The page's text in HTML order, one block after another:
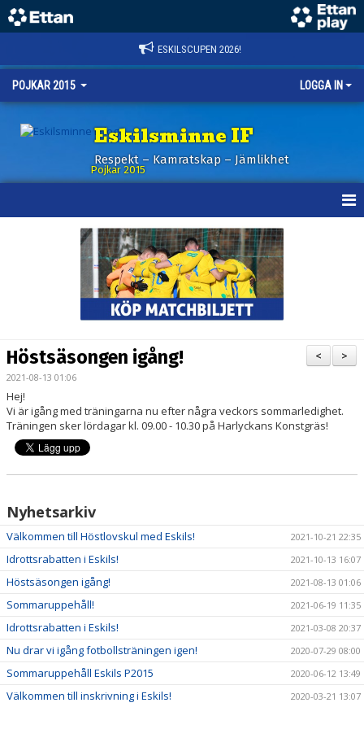
ESKILSCUPEN 2026!
POJKAR 2015 LOGGA IN
Eskilsminne IF
Respekt – Kamratskap – Jämlikhet
Pojkar 2015
TRUPPEN
BILDGALLERI
DOKUMENT
KONTAKT
>
<
Höstsäsongen igång!
2021-08-13 01:06
Hej!
Vi är igång med träningarna nu efter några veckors sommarledighet.
Träningen sker lördagar kl. 09.00 - 10.30 på Harlyckans Konstgräs!
Nyhetsarkiv
Välkommen till Höstlovskul med Eskils! 2021-10-21 22:35
Idrottsrabatten i Eskils! 2021-10-13 16:07
Höstsäsongen igång! 2021-08-13 01:06
Sommaruppehåll! 2021-06-19 11:35
Idrottsrabatten i Eskils! 2021-03-08 20:37
Nu drar vi igång fotbollsträningen igen! 2020-07-29 08:00
Sommaruppehåll Eskils P2015 2020-06-12 13:49
Välkommen till inskrivning i Eskils! 2020-03-21 13:07